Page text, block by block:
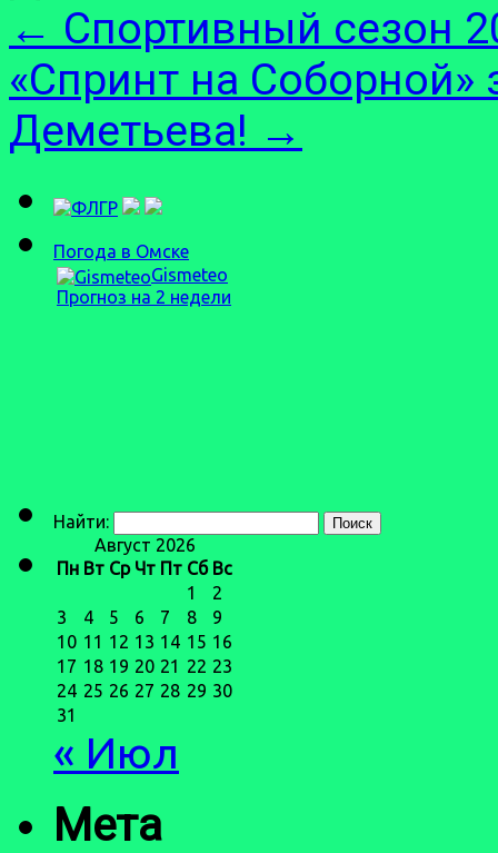
← Спортивный сезон
«Спринт на
Деметьева! →
Погода в Омске
Gismeteo
Прогноз на 2 недели
Найти:
Август 2026
Пн Вт Ср Чт Пт Сб Вс
1
2
3
4 5 6 7 8
9
10 11 12 13 14 15 16
17 18 19 20 21 22 23
24 25 26 27 28 29 30
31
« Июл
Мета